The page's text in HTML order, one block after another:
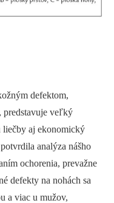
defektom,
predstavuje veľký
liečby aj ekonomický
analýza nášho
ochorenia, prevažne
defekty na nohách sa
a viac u mužov,